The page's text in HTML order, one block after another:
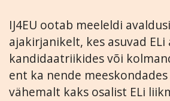
IJ4EU ootab meeleldi
ajakirjanikelt, kes asuvad
kandidaatriikides või
ent ka nende
vähemalt kaks osalist ELi